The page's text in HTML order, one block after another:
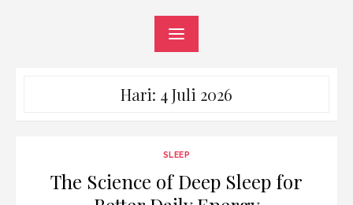
Hari: 4 Juli 2026
SLEEP
The Science of Deep Sleep for